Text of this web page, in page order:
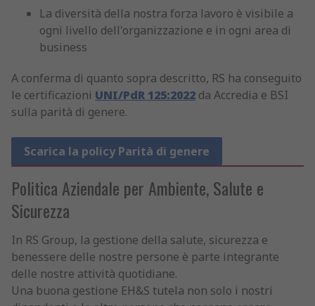
La diversità della nostra forza lavoro è visibile a
ogni livello dell'organizzazione e in ogni area di
business
A conferma di quanto sopra descritto, RS ha conseguito
le certificazioni UNI/PdR 125:2022 da Accredia e BSI
sulla parità di genere.
Scarica la policy Parità di genere
Politica Aziendale per Ambiente, Salute e
Sicurezza
In RS Group, la gestione della salute, sicurezza e
benessere delle nostre persone è parte integrante
delle nostre attività quotidiane.
Una buona gestione EH&S tutela non solo i nostri